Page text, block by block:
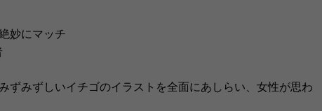
妙にマッチ
みずしいイチゴのイラストを全面にあしらい、女性が思わ